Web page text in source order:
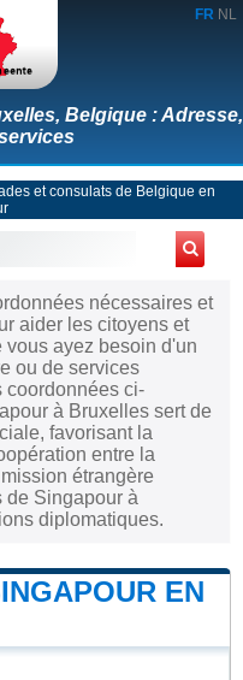
FR NL
Belgique : Adresse,
et consulats de Belgique en
nécessaires et
aider les citoyens et
vous ayez besoin d'un
ou de services
coordonnées ci-
à Bruxelles sert de
favorisant la
entre la
étrangère
de Singapour à
diplomatiques.
EN